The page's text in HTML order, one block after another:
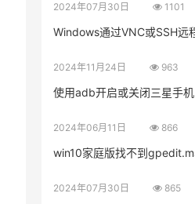
2024年07月30日 1101
Windows通过VNC或SSH远
2024年11月24日 963
使用adb开启或关闭三星手
2024年06月11日 866
win10家庭版找不到
2024年07月30日 865